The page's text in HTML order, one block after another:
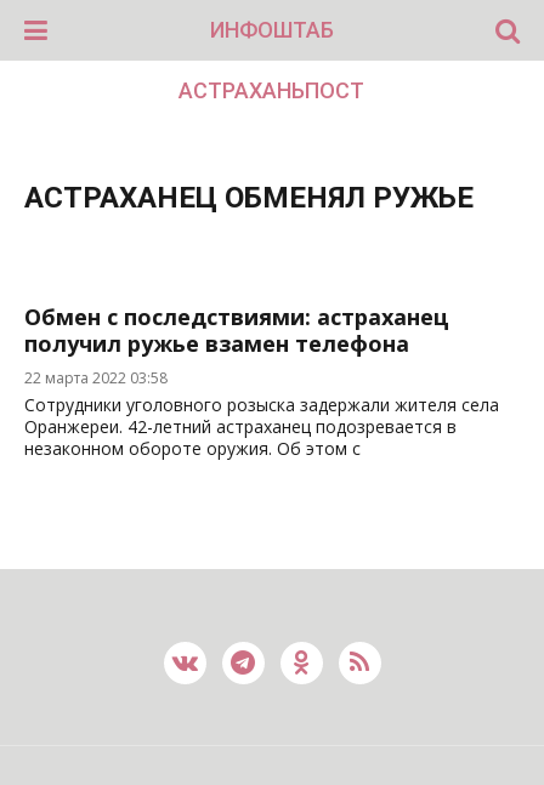
ИНФОШТАБ
АСТРАХАНЬПОСТ
АСТРАХАНЕЦ ОБМЕНЯЛ РУЖЬЕ
Обмен с последствиями: астраханец
получил ружье взамен телефона
22 марта 2022 03:58
Сотрудники уголовного розыска задержали жителя села
Оранжереи. 42-летний астраханец подозревается в
незаконном обороте оружия. Об этом с